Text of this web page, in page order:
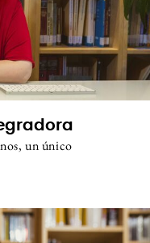
un único